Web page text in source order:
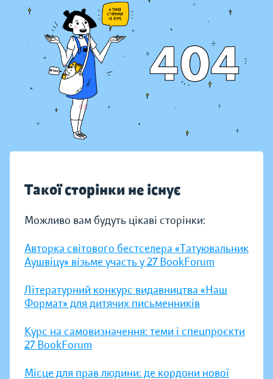
Такої сторінки не існує
Можливо вам будуть цікаві сторінки:
Авторка світового бестселера «Татуювальник
Аушвіцу» візьме участь у 27 BookForum
Літературний конкурс видавництва «Наш
Формат» для дитячих письменників
Курс на самовизначення: теми і спецпроєкти
27 BookForum
Місце для прав людини: де кордони нової